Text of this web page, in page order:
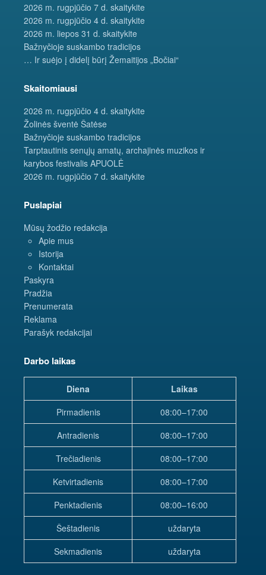
2026 m. rugpjūčio 7 d. skaitykite
2026 m. rugpjūčio 4 d. skaitykite
2026 m. liepos 31 d. skaitykite
Bažnyčioje suskambo tradicijos
… Ir suėjo į didelį būrį Žemaitijos „Bočiai“
Skaitomiausi
2026 m. rugpjūčio 4 d. skaitykite
Žolinės šventė Šatėse
Bažnyčioje suskambo tradicijos
Tarptautinis senųjų amatų, archajinės muzikos ir
karybos festivalis APUOLĖ
2026 m. rugpjūčio 7 d. skaitykite
Puslapiai
Mūsų žodžio redakcija
Apie mus
Istorija
Kontaktai
Paskyra
Pradžia
Prenumerata
Reklama
Parašyk redakcijai
Darbo laikas
Diena
Laikas
Pirmadienis
08:00–17:00
Antradienis
08:00–17:00
Trečiadienis
08:00–17:00
Ketvirtadienis
08:00–17:00
Penktadienis
08:00–16:00
Šeštadienis
uždaryta
Sekmadienis
uždaryta